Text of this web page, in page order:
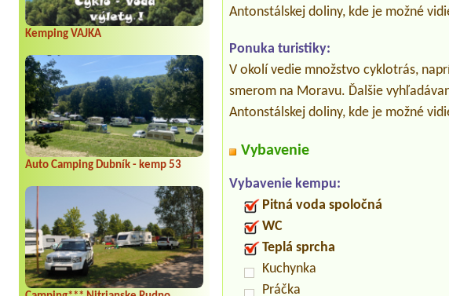
Kemping VAJKA
Auto Camping Dubník - kemp 53
Antonstálskej doliny, kde je možné
Ponuka turistiky:
V okolí vedie množstvo cyklotrás,
smerom na Moravu. Ďalšie
Antonstálskej doliny, kde je možné
Vybavenie
Vybavenie kempu:
Pitná voda spoločná
WC
Teplá sprcha
Kuchynka
Práčka